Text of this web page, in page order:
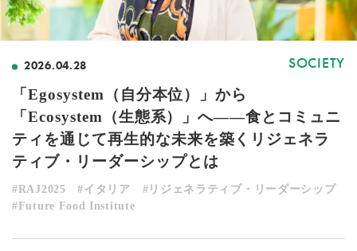
2026.04.28
SOCIETY
「Egosystem（自分本位）」から
「Ecosystem（生態系）」へ——食とコミュニ
ティを通じて再生的な未来を築くリジェネラ
ティブ・リーダーシップとは
#RAJ2025 #イタリア
#リジェネラティブ・リーダーシップ
#Future Food Institute